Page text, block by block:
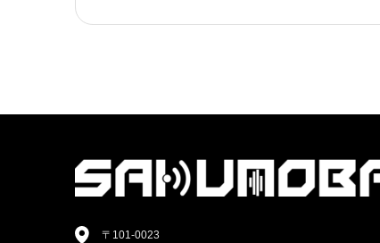
〒101-0023